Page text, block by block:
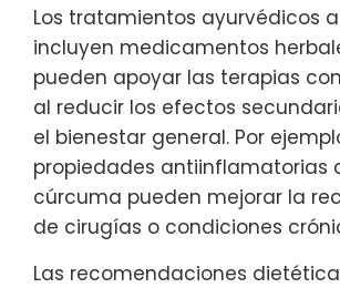
Los tratamientos ayurvédicos
incluyen medicamentos
pueden apoyar las terapias
al reducir los efectos
el bienestar general. Por
propiedades antiinflamatorias
cúrcuma pueden mejorar la
de cirugías o condiciones
Las recomendaciones